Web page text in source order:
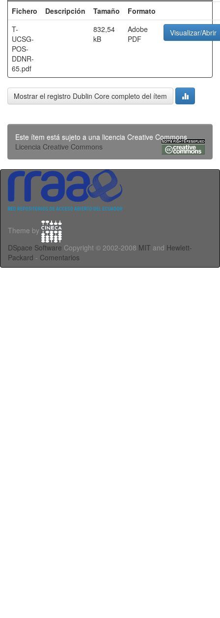
Fichero
Descripción Tamaño
Formato
T-
UCSG-
POS-
DDNR-
65.pdf
832,54
kB
Adobe
PDF
Visualizar/Abrir
Mostrar el registro Dublin Core completo del ítem
Este ítem está sujeto a una licencia Creative Commons
Licencia Creative Commons
Theme by
DSpace Software Copyright © 2002-2008 MIT and Hewlett-
Packard - Comentarios